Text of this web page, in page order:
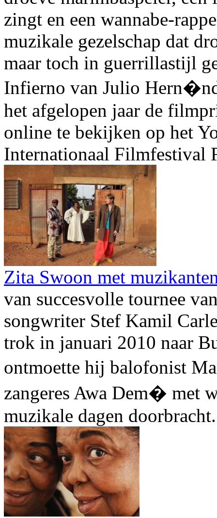
zingt en een wannabe-
muzikale gezelschap dat
maar toch in guerrillastijl
Infierno van Julio
het afgelopen jaar de
online te bekijken op het
Internationaal Filmfestival
Zita Swoon met
van succesvolle tournee
songwriter Stef Kamil
trok in januari 2010 naar
ontmoette hij balofonist
zangeres Awa Dem� met
muzikale dagen